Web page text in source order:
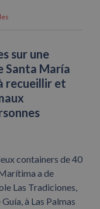
sur une
Santa María
recueillir et
containers de 40
a de
Las Tradiciones,
à Las Palmas